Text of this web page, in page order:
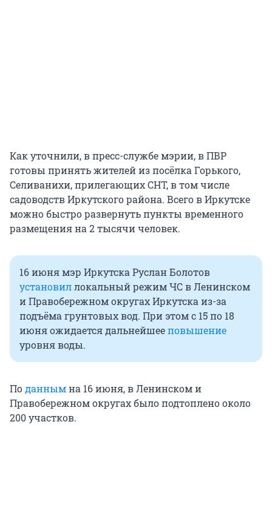
Как уточнили, в пресс-службе мэрии, в ПВР
готовы принять жителей из посёлка Горького,
Селиванихи, прилегающих СНТ, в том числе
садоводств Иркутского района. Всего в Иркутске
можно быстро развернуть пункты временного
размещения на 2 тысячи человек.
16 июня мэр Иркутска Руслан Болотов
установиллокальный режим ЧС в Ленинском
и Правобережном округах Иркутска из-за
подъёма грунтовых вод. При этом с 15 по 18
июня ожидается дальнейшееповышение
уровня воды.
Поданнымна 16 июня, в Ленинском и
Правобережном округах было подтоплено около
200 участков.